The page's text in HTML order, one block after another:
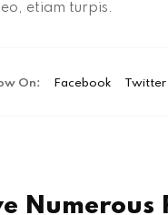
etiam turpis.
On: Facebook Twitter
Numerous